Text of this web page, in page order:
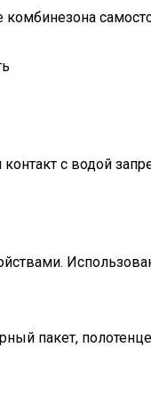
с водой
пакет,